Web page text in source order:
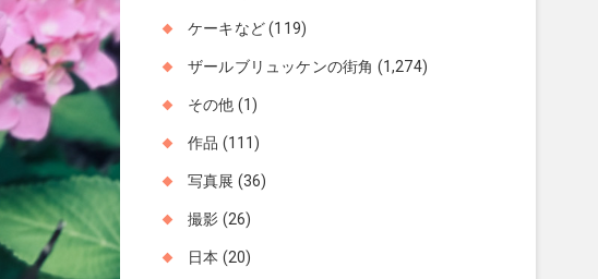
ケーキなど(119)
ザールブリュッケンの街角 (1,274)
その他 (1)
作品 (111)
写真展 (36)
撮影 (26)
日本 (20)